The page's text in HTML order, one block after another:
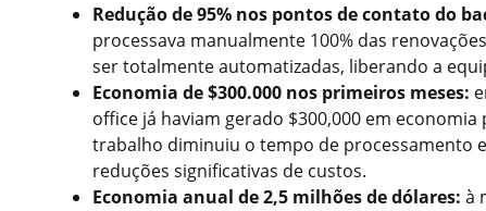
Redução de 95% nos pontos de contato do
processava manualmente 100% das
ser totalmente automatizadas, liberando a
Economia de $300.000 nos primeiros meses:
office já haviam gerado $300,000 em
trabalho diminuiu o tempo de processamento
reduções significativas de custos.
Economia anual de 2,5 milhões de dólares: à